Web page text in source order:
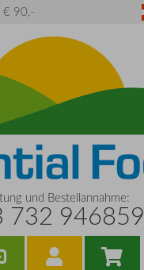
€ 90,-
und Bestellannahme:
732 946859